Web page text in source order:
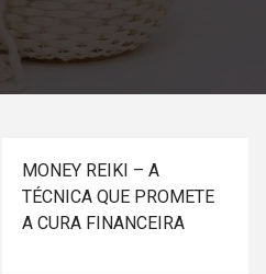
MONEY REIKI – A
TÉCNICA QUE PROMETE
A CURA FINANCEIRA